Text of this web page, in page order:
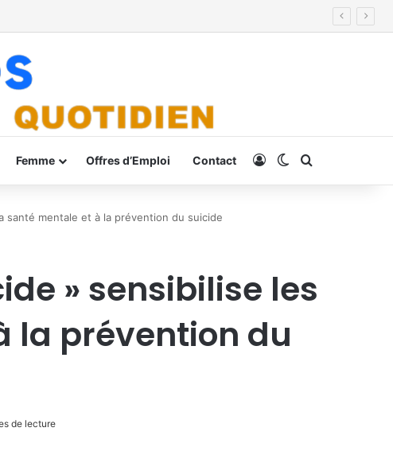
Femme Offres d’Emploi Contact ConnexionSwitch skin
santé mentale et à la prévention du suicide
» sensibilise les
la prévention du
de lecture